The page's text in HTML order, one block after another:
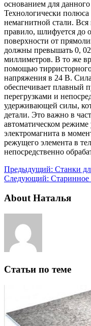
основанием для данного
Технологически
немагнитной стали. Вся
правило, шлифуется до
поверхности от
должны превышать 0,
миллиметров. В то же
помощью
напряжения в 24 В.
обеспечивает плавный
перегрузками и
удерживающей силы,
детали. Это важно в
автоматическом
электромагнита в
режущего элемента в
непосредственно
Предыдущий: Станки
Следующий: Старинное
About Наталья
Статьи по теме